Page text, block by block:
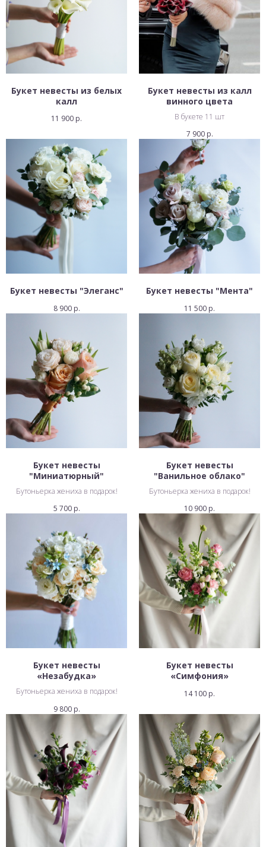
Букет невесты из белых
калл
11 900 р.
Букет невесты из калл
винного цвета
В букете 11 шт
7 900 р.
Букет невесты "Элеганс"
8 900 р.
Букет невесты "Мента"
11 500 р.
Букет невесты
"Миниатюрный"
Бутоньерка жениха в подарок!
5 700 р.
Букет невесты
"Ванильное облако"
Бутоньерка жениха в подарок!
10 900 р.
Букет невесты
«Незабудка»
Бутоньерка жениха в подарок!
9 800 р.
Букет невесты
«Симфония»
14 100 р.